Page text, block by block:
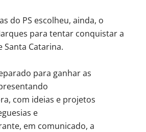
do PS escolheu, ainda, o
para tentar conquistar a
Santa Catarina.
para ganhar as
com ideias e projetos
e
em comunicado, a